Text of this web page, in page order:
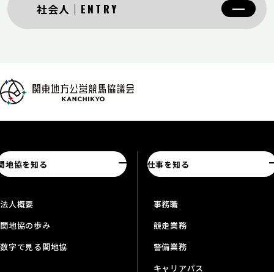
社会人 ENTRY
地協を知る
法人概要
関地協の歩み
数字で見る関地協
仕事を知る
事務職
競走業務
警備業務
キャリアパス